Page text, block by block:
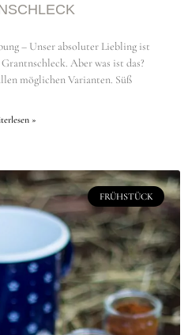
– Unser absoluter Liebling ist
Aber was ist das?
möglichen Varianten. Süß
»
FRÜHSTÜCK